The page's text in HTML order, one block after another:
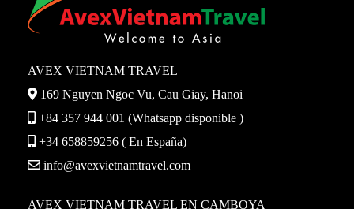
AVEX VIETNAM TRAVEL
169 Nguyen Ngoc Vu, Cau Giay, Hanoi
+84 357 944 001 (Whatsapp disponible )
+34 658859256 ( En España)
info@avexvietnamtravel.com
AVEX VIETNAM TRAVEL EN CAMBOYA